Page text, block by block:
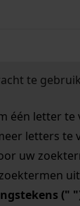
te
één letter te
letters te
uw
("